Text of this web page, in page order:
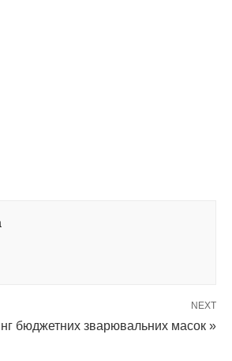
NEXT
бюджетних зварювальних масок »